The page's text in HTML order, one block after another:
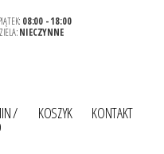
08:00 - 18:00
NIECZYNNE
/ KOSZYK KONTAKT